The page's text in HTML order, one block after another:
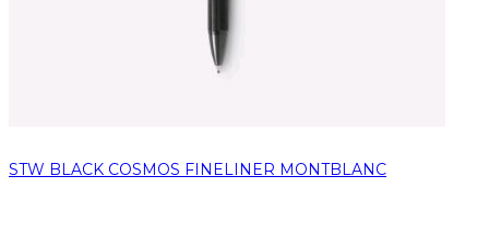
STW BLACK COSMOS FINELINER MONTBLANC